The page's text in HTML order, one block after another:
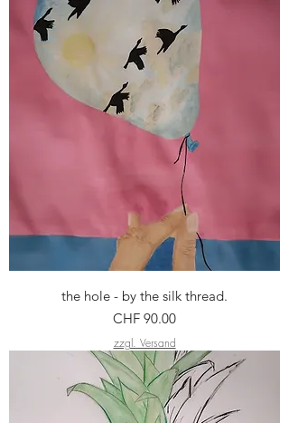
the hole - by the silk thread.
Preis
CHF 90.00
zzgl. Versand